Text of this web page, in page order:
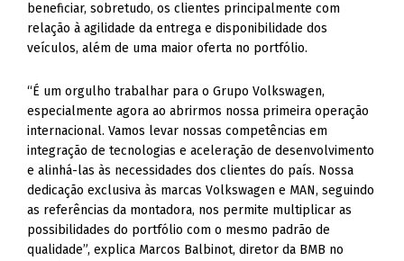
beneficiar, sobretudo, os clientes principalmente com
relação à agilidade da entrega e disponibilidade dos
veículos, além de uma maior oferta no portfólio.
“É um orgulho trabalhar para o Grupo Volkswagen,
especialmente agora ao abrirmos nossa primeira operação
internacional. Vamos levar nossas competências em
integração de tecnologias e aceleração de desenvolvimento
e alinhá-las às necessidades dos clientes do país. Nossa
dedicação exclusiva às marcas Volkswagen e MAN, seguindo
as referências da montadora, nos permite multiplicar as
possibilidades do portfólio com o mesmo padrão de
qualidade”, explica Marcos Balbinot, diretor da BMB no